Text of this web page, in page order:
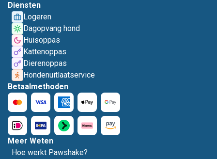
Diensten
Logeren
Dagopvang hond
Huisoppas
Kattenoppas
Dierenoppas
Hondenuitlaatservice
Betaalmethoden
Meer Weten
Hoe werkt Pawshake?